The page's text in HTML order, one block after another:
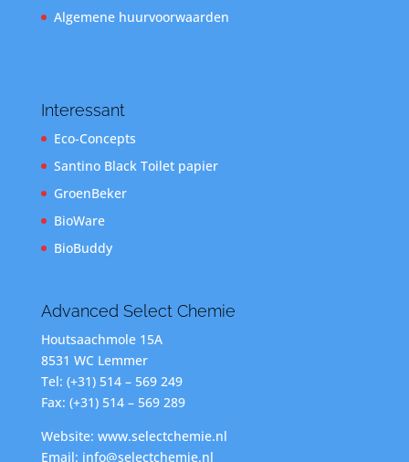
Algemene huurvoorwaarden
Interessant
Eco-Concepts
Santino Black Toilet papier
GroenBeker
BioWare
BioBuddy
Advanced Select Chemie
Houtsaachmole 15A
8531 WC Lemmer
Tel: (+31) 514 – 569 249
Fax: (+31) 514 – 569 289
Website: www.selectchemie.nl
Email: info@selectchemie.nl